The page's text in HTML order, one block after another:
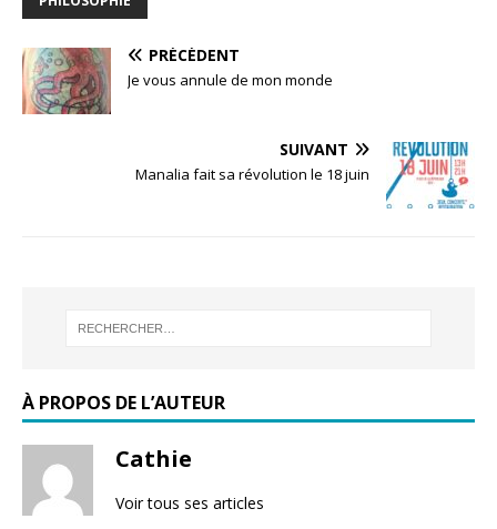
PRÉCÉDENT
Je vous annule de mon monde
SUIVANT
Manalia fait sa révolution le 18 juin
À PROPOS DE L’AUTEUR
Cathie
Voir tous ses articles